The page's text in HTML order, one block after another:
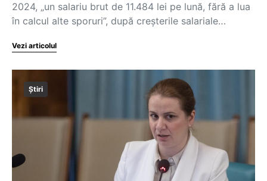
2024, „un salariu brut de 11.484 lei pe lună, fără a lua
în calcul alte sporuri”, după creșterile salariale…
Vezi articolul
Știri